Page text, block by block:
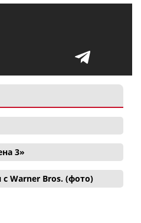
3»
Warner Bros. (фото)